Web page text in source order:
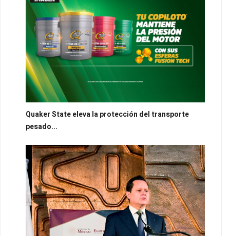
Quaker State eleva la protección del transporte
pesado...